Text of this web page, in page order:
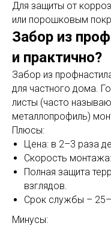
Для защиты от
или порошковым
Забор из
и практично?
Забор из
для частного дома.
листы (часто
металлопрофиль)
Плюсы:
Цена: в 2–3 раза
Скорость
Полная защита
взглядов.
Срок службы –
Минусы: